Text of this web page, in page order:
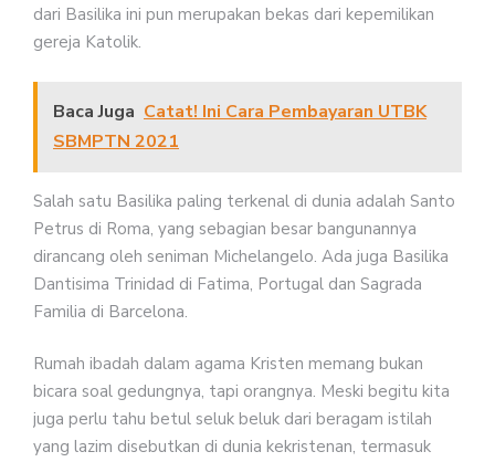
dari Basilika ini pun merupakan bekas dari kepemilikan
gereja Katolik.
Baca Juga Catat! Ini Cara Pembayaran UTBK
SBMPTN 2021
Salah satu Basilika paling terkenal di dunia adalah Santo
Petrus di Roma, yang sebagian besar bangunannya
dirancang oleh seniman Michelangelo. Ada juga Basilika
Dantisima Trinidad di Fatima, Portugal dan Sagrada
Familia di Barcelona.
Rumah ibadah dalam agama Kristen memang bukan
bicara soal gedungnya, tapi orangnya. Meski begitu kita
juga perlu tahu betul seluk beluk dari beragam istilah
yang lazim disebutkan di dunia kekristenan, termasuk